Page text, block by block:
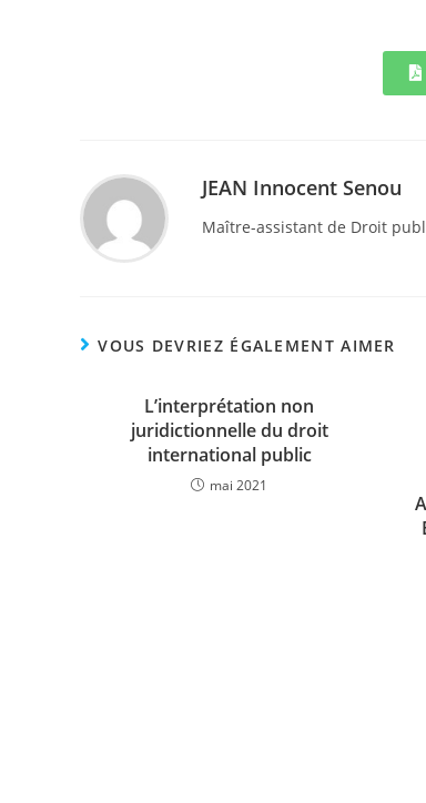
JEAN Innocent Senou
Maître-assistant de Droit
VOUS DEVRIEZ ÉGALEMENT AIMER
L’interprétation non
juridictionnelle du droit
international public
mai 2021